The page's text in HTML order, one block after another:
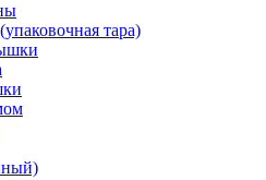
тара)